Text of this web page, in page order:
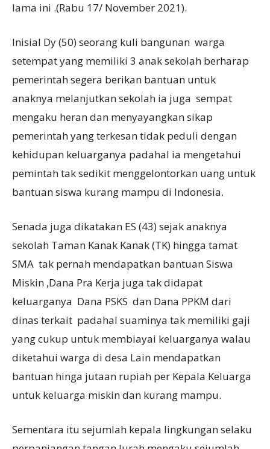
lama ini .(Rabu 17/ November 2021).
Inisial Dy (50) seorang kuli bangunan warga
setempat yang memiliki 3 anak sekolah berharap
pemerintah segera berikan bantuan untuk
anaknya melanjutkan sekolah ia juga sempat
mengaku heran dan menyayangkan sikap
pemerintah yang terkesan tidak peduli dengan
kehidupan keluarganya padahal ia mengetahui
pemintah tak sedikit menggelontorkan uang untuk
bantuan siswa kurang mampu di Indonesia.
Senada juga dikatakan ES (43) sejak anaknya
sekolah Taman Kanak Kanak (TK) hingga tamat
SMA tak pernah mendapatkan bantuan Siswa
Miskin ,Dana Pra Kerja juga tak didapat
keluarganya Dana PSKS dan Dana PPKM dari
dinas terkait padahal suaminya tak memiliki gaji
yang cukup untuk membiayai keluarganya walau
diketahui warga di desa Lain mendapatkan
bantuan hinga jutaan rupiah per Kepala Keluarga
untuk keluarga miskin dan kurang mampu.
Sementara itu sejumlah kepala lingkungan selaku